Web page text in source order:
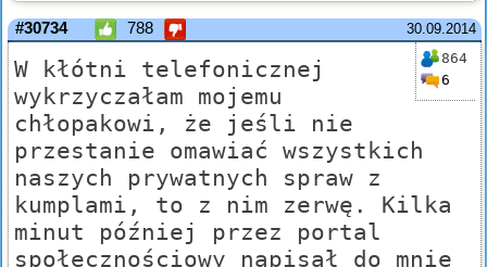
30.09.2014
#30734 788
864
6
W kłótni telefonicznej
wykrzyczałam mojemu
chłopakowi, że jeśli nie
przestanie omawiać wszystkich
naszych prywatnych spraw z
kumplami, to z nim zerwę. Kilka
minut później przez portal
społecznościowy napisał do mnie